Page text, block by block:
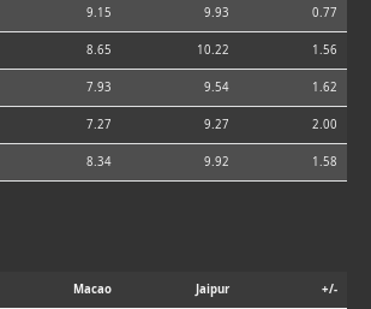
9.15 9.93 0.77
8.65 10.22 1.56
7.93 9.54 1.62
7.27 9.27 2.00
8.34 9.92 1.58
Macao Jaipur +/-